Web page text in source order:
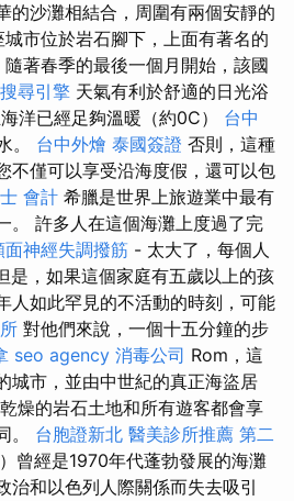
的沙灘相結合，周圍有兩個安靜的
城市位於岩石腳下，上面有著名的
隨著春季的最後一個月開始，該國
搜尋引擎 天氣有利於舒適的日光浴
洋已經足夠溫暖（約0C） 台中
。 台中外燴 泰國簽證 否則，這種
不僅可以享受沿海度假，還可以包
會計 希臘是世界上旅遊業中最有
。 許多人在這個海灘上度過了完
面神經失調撥筋 - 太大了，每個人
是，如果這個家庭有五歲以上的孩
人如此罕見的不活動的時刻，可能
對他們來說，一個十五分鐘的步
seo agency 消毒公司 Rom，這
城市，並由中世紀的真正海盜居
燥的岩石土地和所有遊客都會享
。 台胞證新北 醫美診所推薦 第二
曾經是1970年代蓬勃發展的海灘
治和以色列人際關係而失去吸引